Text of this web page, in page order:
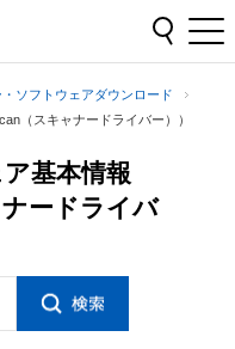
・ソフトウェアダウンロード
（スキャナードライバー））
基本情報
ナードライバ